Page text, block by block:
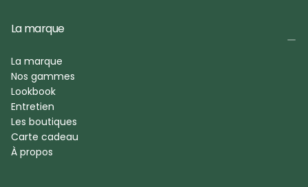
La marque
La marque
Nos gammes
Lookbook
Entretien
Les boutiques
Carte cadeau
À propos